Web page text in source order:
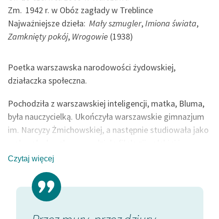
Ręce pełne poezji
Kolekcje edukacyjne
twórców przechodzących
Starego Testamentu
Szkoła Poezji Wolnych
Lektur
Kontakt
O projekcie
Zm. 1942 r. w Obóz zagłady w Treblince
Najważniejsze dzieła: Mały szmugler,Imiona świata,
Zamknięty pokój, Wrogowie (1938)
Poetka warszawska narodowości żydowskiej,
działaczka społeczna.
Pochodziła z warszawskiej inteligencji, matka, Bluma,
była nauczycielką. Ukończyła warszawskie gimnazjum
im. Narcyzy Żmichowskiej, a następnie studiowała jako
francuskiej Uniwersytetu Warszawskiego. Po
ukończeniu studiów otrzymała stypendium
Ministerstwa Wyznań Religijnych i Oświecenia
Publicznego, dzięki czemu mogła kontynuować naukę
Czytaj więcej